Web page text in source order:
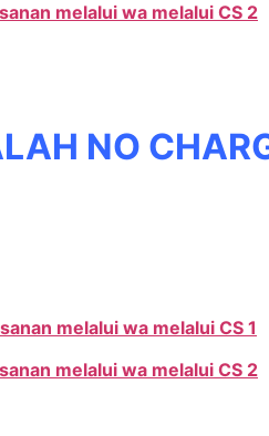
melalui wa melalui CS 2
NO
melalui wa melalui CS 1
melalui wa melalui CS 2